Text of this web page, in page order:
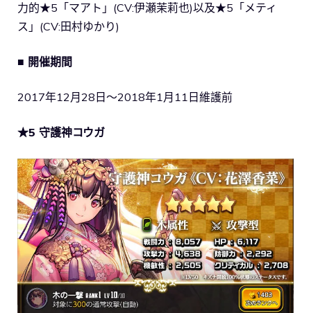
力的★5「マアト」(CV:伊瀬茉莉也)以及★5「メティ
ス」(CV:田村ゆかり)
■ 開催期間
2017年12月28日～2018年1月11日維護前
★5 守護神コウガ